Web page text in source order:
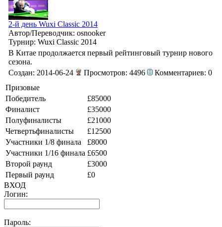
2-й день Wuxi Classic 2014
Автор/Переводчик: osnooker
Турнир: Wuxi Classic 2014
В Китае продолжается первый рейтинговый турнир нового
сезона.
Создан: 2014-06-24
Просмотров: 4496
Комментариев: 0
Призовые
Победитель
£85000
Финалист
£35000
Полуфиналисты
£21000
Четвертьфиналисты
£12500
Участники 1/8 финала
£8000
Участники 1/16 финала £6500
Второй раунд
£3000
Первый раунд
£0
ВХОД
Логин:
Пароль: